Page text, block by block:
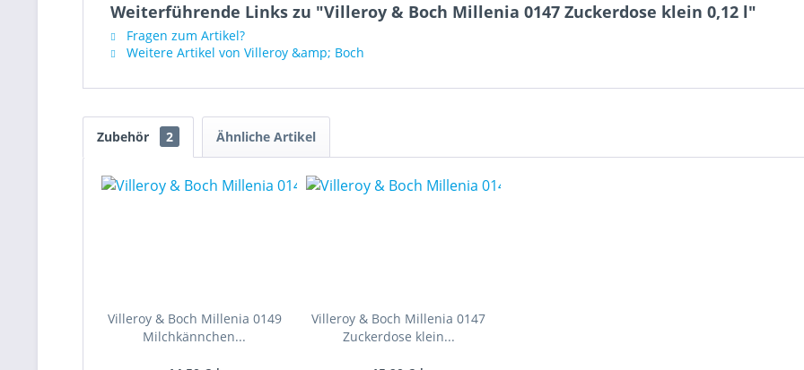
Weiterführende Links zu "Villeroy & Boch Millenia 0147 Zuckerdose klein 0,12 l"
Fragen zum Artikel?
Weitere Artikel von Villeroy &amp; Boch
Zubehör 2 Ähnliche Artikel
Villeroy & Boch Millenia 0149
Milchkännchen...
Villeroy & Boch Millenia 0147
Zuckerdose klein...